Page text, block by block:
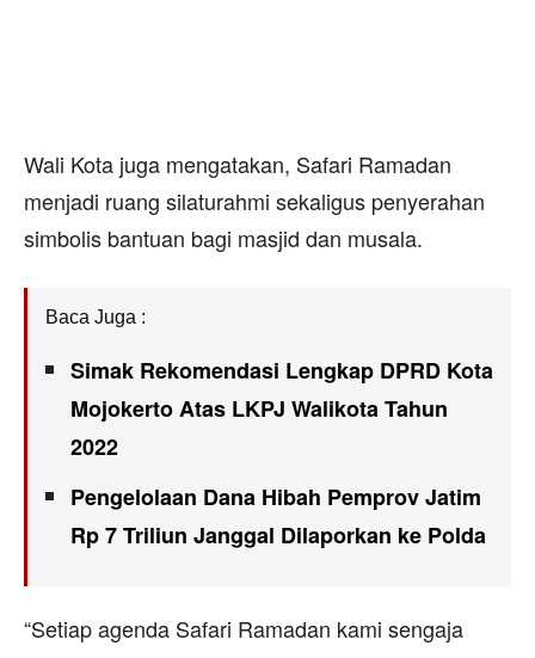
Wali Kota juga mengatakan, Safari Ramadan
menjadi ruang silaturahmi sekaligus penyerahan
simbolis bantuan bagi masjid dan musala.
Baca Juga :
Simak Rekomendasi Lengkap DPRD Kota
Mojokerto Atas LKPJ Walikota Tahun
2022
Pengelolaan Dana Hibah Pemprov Jatim
Rp 7 Triliun Janggal Dilaporkan ke Polda
“Setiap agenda Safari Ramadan kami sengaja